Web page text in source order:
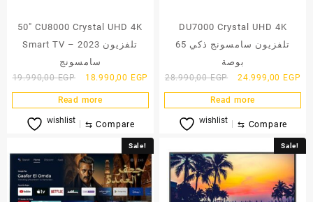
‎50″‎ CU8000 Crystal UHD 4K
Smart TV – 2023‎ تلفزيون
سامسونج
19.990,00EGP
Original
price
was:
19.990,00 EGP.
18.990,00 EGP Current
price
is:
18.990,00 EGP.
Read more
wishlist ⇆ Compare
DU7000 Crystal UHD 4K
تلفزيون سامسونج ذكي 65
بوصة
28.990,00EGP
Original
price
was:
28.990,00 EGP.
24.999,00 EGP
is:
Read more
wishlist ⇆ Compare
Sale! Sale!